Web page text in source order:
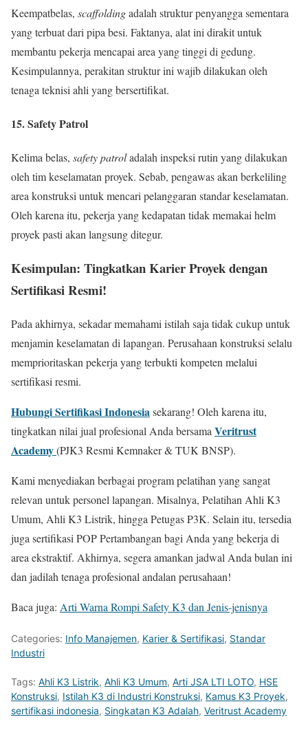
Keempatbelas, scaffoldingadalah struktur penyangga sementara
yang terbuat dari pipa besi. Faktanya, alat ini dirakit untuk
membantu pekerja mencapai area yang tinggi di gedung.
Kesimpulannya, perakitan struktur ini wajib dilakukan oleh
tenaga teknisi ahli yang bersertifikat.
15. Safety Patrol
Kelima belas, safety patroladalah inspeksi rutin yang dilakukan
oleh tim keselamatan proyek. Sebab, pengawas akan berkeliling
area konstruksi untuk mencari pelanggaran standar keselamatan.
Oleh karena itu, pekerja yang kedapatan tidak memakai helm
proyek pasti akan langsung ditegur.
Kesimpulan: Tingkatkan Karier Proyek dengan
Sertifikasi Resmi!
Pada akhirnya, sekadar memahami istilah saja tidak cukup untuk
menjamin keselamatan di lapangan. Perusahaan konstruksi selalu
memprioritaskan pekerja yang terbukti kompeten melalui
sertifikasi resmi.
Hubungi Sertifikasi Indonesiasekarang! Oleh karena itu,
tingkatkan nilai jual profesional Anda bersama Veritrust
Academy(PJK3 Resmi Kemnaker & TUK BNSP).
Kami menyediakan berbagai program pelatihan yang sangat
relevan untuk personel lapangan. Misalnya, Pelatihan Ahli K3
Umum, Ahli K3 Listrik, hingga Petugas P3K. Selain itu, tersedia
juga sertifikasi POP Pertambangan bagi Anda yang bekerja di
area ekstraktif. Akhirnya, segera amankan jadwal Anda bulan ini
dan jadilah tenaga profesional andalan perusahaan!
Baca juga: Arti Warna Rompi Safety K3 dan Jenis-jenisnya
Categories: Info Manajemen, Karier & Sertifikasi, Standar
Industri
Tags: Ahli K3 Listrik, Ahli K3 Umum, Arti JSA LTI LOTO, HSE
Konstruksi, Istilah K3 di Industri Konstruksi, Kamus K3 Proyek,
sertifikasi indonesia, Singkatan K3 Adalah, Veritrust Academy